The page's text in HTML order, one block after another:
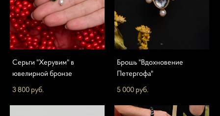
Серьги "Херувим" в
ювелирной бронзе
3 800 pуб.
Брошь "Вдохновение
Петергофа"
5 000 pуб.